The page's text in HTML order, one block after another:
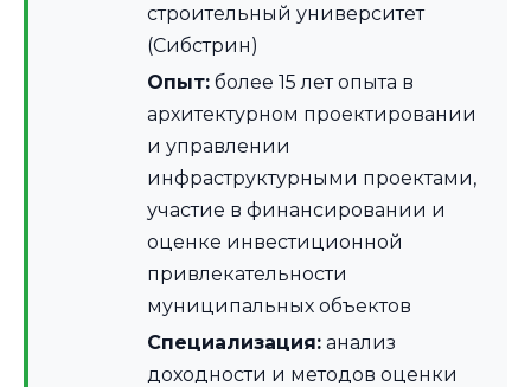
строительный университет
(Сибстрин)
Опыт: более 15 лет опыта в
архитектурном проектировании
и управлении
инфраструктурными проектами,
участие в финансировании и
оценке инвестиционной
привлекательности
муниципальных объектов
Специализация: анализ
доходности и методов оценки